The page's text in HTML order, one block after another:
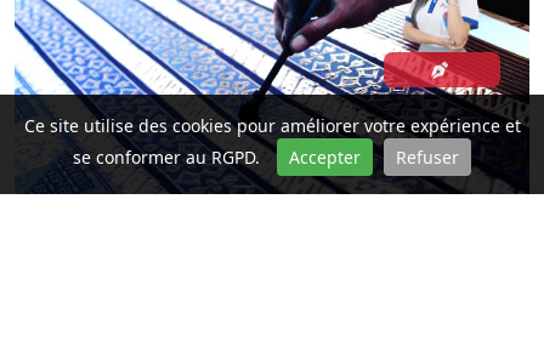
Ce site utilise des cookies pour améliorer votre expérience et
se conformer au RGPD.
Accepter Refuser